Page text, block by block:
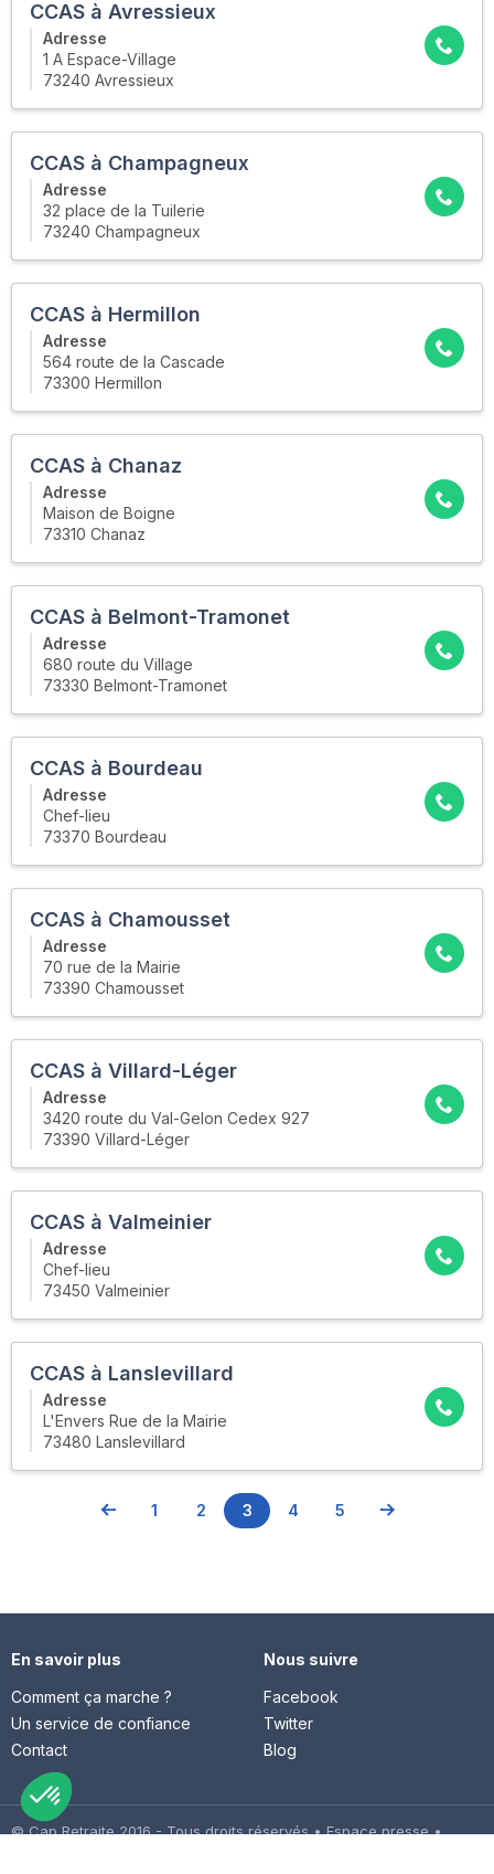
CCAS à Avressieux
Adresse
1 A Espace-Village
73240 Avressieux
CCAS à Champagneux
Adresse
32 place de la Tuilerie
73240 Champagneux
CCAS à Hermillon
Adresse
564 route de la Cascade
73300 Hermillon
CCAS à Chanaz
Adresse
Maison de Boigne
73310 Chanaz
CCAS à Belmont-Tramonet
Adresse
680 route du Village
73330 Belmont-Tramonet
CCAS à Bourdeau
Adresse
Chef-lieu
73370 Bourdeau
CCAS à Chamousset
Adresse
70 rue de la Mairie
73390 Chamousset
CCAS à Villard-Léger
Adresse
3420 route du Val-Gelon Cedex 927
73390 Villard-Léger
CCAS à Valmeinier
Adresse
Chef-lieu
73450 Valmeinier
CCAS à Lanslevillard
Adresse
L'Envers Rue de la Mairie
73480 Lanslevillard
1 2 3 4 5
En savoir plus
Comment ça marche ?
Un service de confiance
Contact
Nous suivre
Facebook
Twitter
Blog
© Cap Retraite 2016 - Tous droits réservés •Espace presse•